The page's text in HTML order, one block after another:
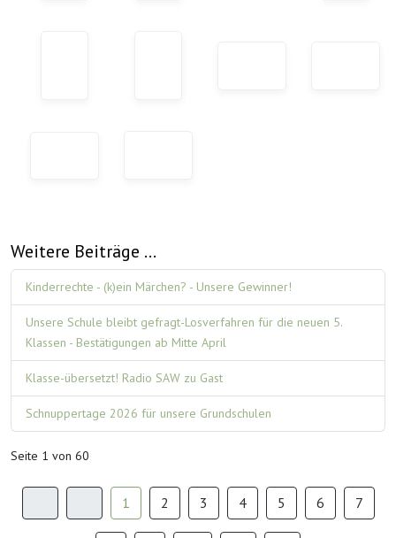
Weitere Beiträge …
Kinderrechte - (k)ein Märchen? - Unsere Gewinner!
Unsere Schule bleibt gefragt-Losverfahren für die neuen 5.
Klassen - Bestätigungen ab Mitte April
Klasse-übersetzt! Radio SAW zu Gast
Schnuppertage 2026 für unsere Grundschulen
Seite 1 von 60
1 2 3 4 5 6 7